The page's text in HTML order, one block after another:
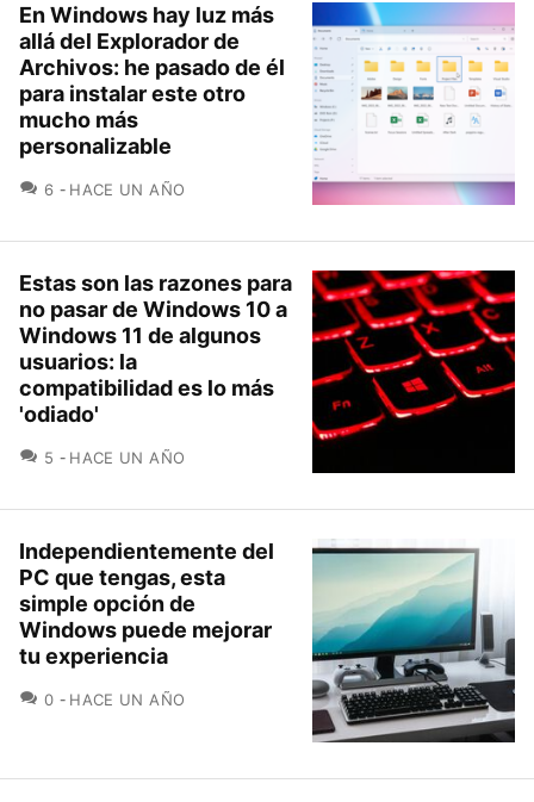
En Windows hay luz más
allá del Explorador de
Archivos: he pasado de él
para instalar este otro
mucho más
personalizable
6 COMENTARIOS
HACE UN AÑO
Estas son las razones para
no pasar de Windows 10 a
Windows 11 de algunos
usuarios: la
compatibilidad es lo más
'odiado'
5 COMENTARIOS
HACE UN AÑO
Independientemente del
PC que tengas, esta
simple opción de
Windows puede mejorar
tu experiencia
0 COMENTARIOS
HACE UN AÑO